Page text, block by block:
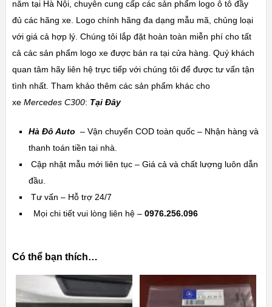
năm tại Hà Nội, chuyên cung cấp các sản phẩm logo ô tô đầy
đủ các hãng xe. Logo chính hãng đa dạng mẫu mã, chủng loại
với giá cả hợp lý. Chúng tôi lắp đặt hoàn toàn miễn phí cho tất
cả các sản phẩm logo xe được bán ra tại cửa hàng. Quý khách
quan tâm hãy liên hệ trực tiếp với chúng tôi để được tư vấn tận
tình nhất. Tham khảo thêm các sản phẩm khác cho
xe Mercedes C300: Tại Đây
Hà Đô Auto – Vận chuyển COD toàn quốc – Nhận hàng và
thanh toán tiền tại nhà.
Cập nhật mẫu mới liên tục – Giá cả và chất lượng luôn dẫn
đầu.
Tư vấn – Hỗ trợ 24/7
Mọi chi tiết vui lòng liên hệ – 0976.256.096
Có thể bạn thích…